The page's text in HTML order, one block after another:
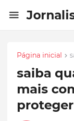
Página inicial
saiba
mais
proteger